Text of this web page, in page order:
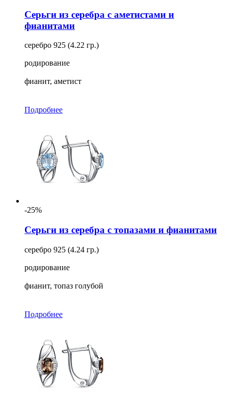
Серьги из серебра с аметистами и
фианитами
серебро 925 (4.22 гр.)
родирование
фианит, аметист
Подробнее
-25%
Серьги из серебра с топазами и фианитами
серебро 925 (4.24 гр.)
родирование
фианит, топаз голубой
Подробнее